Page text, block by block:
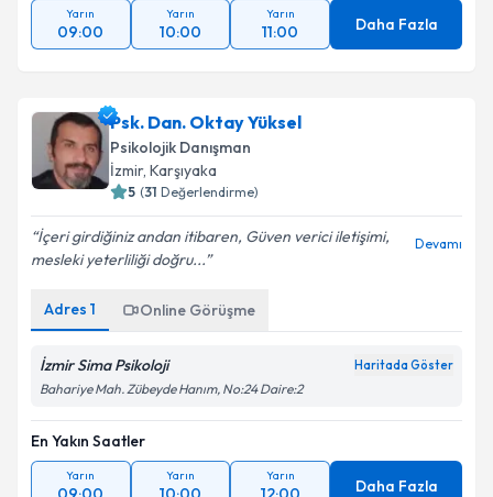
Yarın
09:00
Yarın
10:00
Yarın
11:00 Daha Fazla
Psk. Dan. Oktay Yüksel
Psikolojik Danışman
İzmir, Karşıyaka
5 (31 Değerlendirme)
İçeri girdiğiniz andan itibaren, Güven verici iletişimi,
mesleki yeterliliği doğru...
Devamı
Adres 1 Online Görüşme
İzmir Sima Psikoloji Haritada Göster
Bahariye Mah. Zübeyde Hanım, No:24 Daire:2
En Yakın Saatler
Yarın Yarın Yarın
Daha Fazla